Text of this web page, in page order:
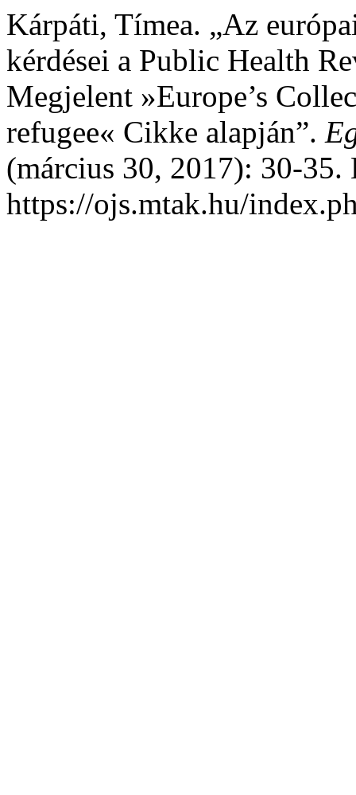
Kárpáti, Tímea. „Az
kérdései a Public Health
Megjelent »Europe’s
refugee« Cikke alapján”.
(március 30, 2017): 30-35.
https://ojs.mtak.hu/